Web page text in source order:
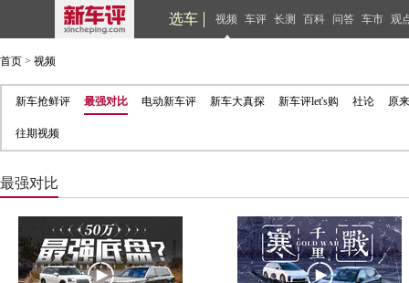
选车 视频 车评 长测 百科 问答 车市 观
首页 > 视频
新车抢鲜评 最强对比 电动新车评 新车大真探 新车评let's购 社论 原
往期视频
最强对比